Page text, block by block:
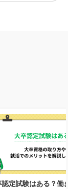
認定試験はある？働